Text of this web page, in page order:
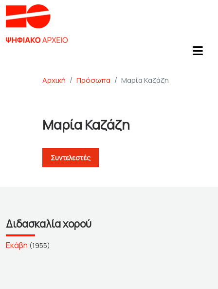
Αρχική Πρόσωπα Μαρία Καζάζη
Μαρία Καζάζη
Συντελεστές
Διδασκαλία χορού
Εκάβη (1955)